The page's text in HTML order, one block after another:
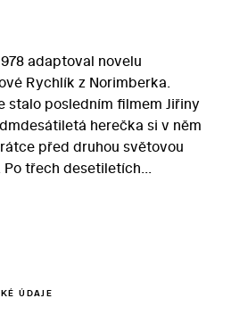
adaptoval novelu
Rychlík z Norimberka.
stalo posledním filmem Jiřiny
herečka si v něm
před druhou světovou
Po třech desetiletích
vytouženou idylku. Bývalí
Matějka v látce zvýraznil
ÚDAJE